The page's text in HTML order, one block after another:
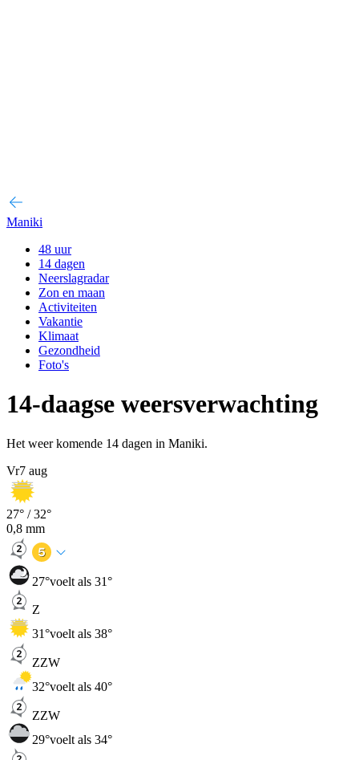
Maniki
48 uur
14 dagen
Neerslagradar
Zon en maan
Activiteiten
Vakantie
Klimaat
Gezondheid
Foto's
14-daagse weersverwachting
Het weer komende 14 dagen in Maniki.
Vr7 aug
27° /32°
0,8 mm
27°voelt als 31°
Z
31°voelt als 38°
ZZW
32°voelt als 40°
ZZW
29°voelt als 34°